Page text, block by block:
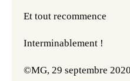
Et tout recommence
Interminablement !
©MG, 29 septembre